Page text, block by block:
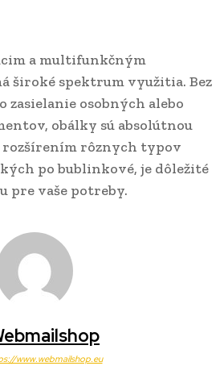
a multifunkčným
široké spektrum využitia. Bez
zasielanie osobných alebo
obálky sú absolútnou
rozšírením rôznych typov
po bublinkové, je dôležité
pre vaše potreby.
www.webmailshop.eu